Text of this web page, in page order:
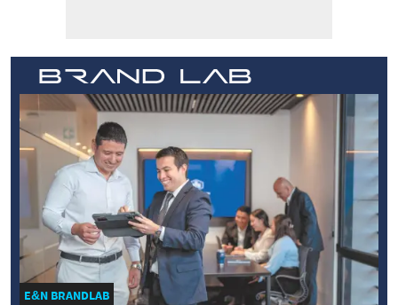
E&N BRANDLAB